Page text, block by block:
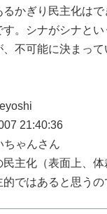
かぎり民主化は
。シナがシナと
不可能に決まって
21:40:36
ゃんさん
民主化（表面上、
ではあると思う